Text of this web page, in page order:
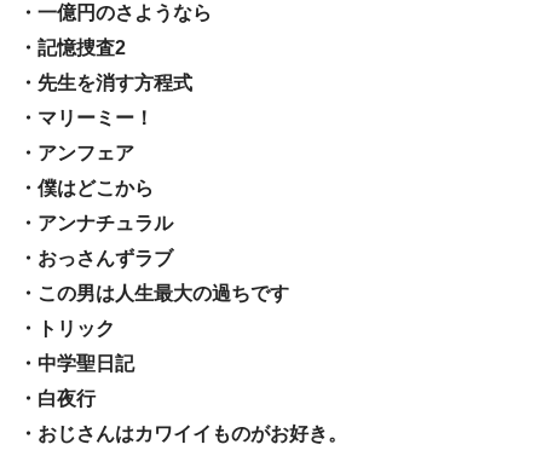
・一億円のさようなら
・記憶捜査2
・先生を消す方程式
・マリーミー！
・アンフェア
・僕はどこから
・アンナチュラル
・おっさんずラブ
・この男は人生最大の過ちです
・トリック
・中学聖日記
・白夜行
・おじさんはカワイイものがお好き。